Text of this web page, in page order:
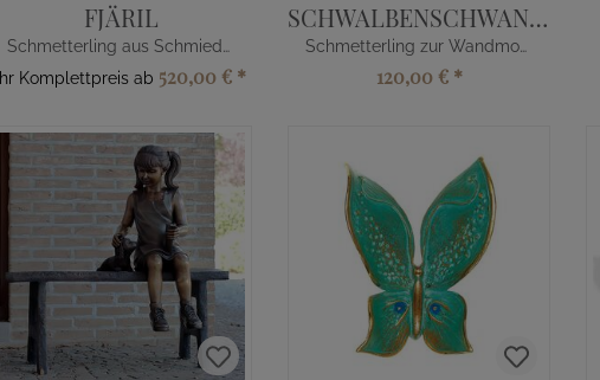
FJÄRIL
Schmetterling aus Schmiedebronze
Ihr Komplettpreis ab 520,00 € *
SCHWALBENSCHWANZ JARA
Schmetterling zur Wandmontage
120,00 € *